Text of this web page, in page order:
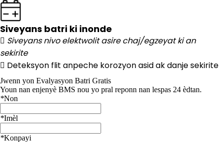
Siveyans batri ki inonde
 Siveyans nivo elektwolit asire chaj/egzeyat ki an
sekirite
 Deteksyon flit anpeche korozyon asid ak danje sekirite
Jwenn yon Evalyasyon Batri Gratis
Youn nan enjenyè BMS nou yo pral reponn nan lespas 24 èdtan.
*Non
*Imèl
*Konpayi